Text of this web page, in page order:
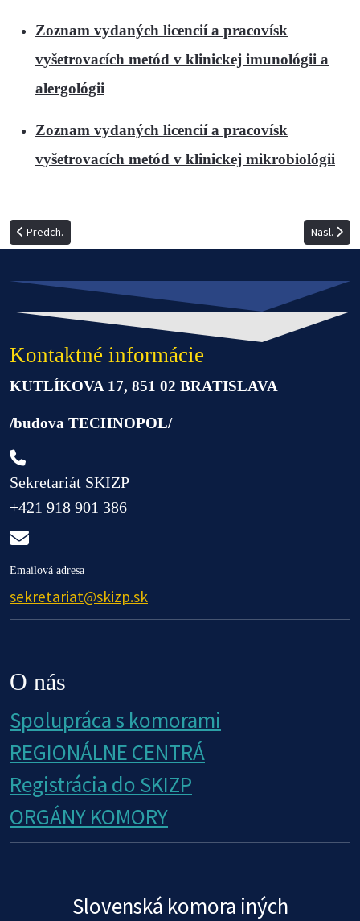
Zoznam vydaných licencií a pracovísk
vyšetrovacích metód v klinickej imunológii a
alergológii
Zoznam vydaných licencií a pracovísk
vyšetrovacích metód v klinickej mikrobiológii
Predchádzajúci článok: Zoznam vydaných licencií a pracovísk
Predch. Nasl.
Kontaktné informácie
KUTLÍKOVA 17, 851 02 BRATISLAVA
/budova TECHNOPOL/
Sekretariát SKIZP
+421 918 901 386
Emailová adresa
sekretariat@skizp.sk
O nás
Spolupráca s komorami
REGIONÁLNE CENTRÁ
Registrácia do SKIZP
ORGÁNY KOMORY
Slovenská komora iných